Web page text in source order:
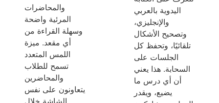
اليدوية بالعربي
والإنجليزي،
وتصحيح الأشكال
تلقائيًا، وتحفظ كل
الجلسات على
السحابة. هذا يعني
أن أي درس ما
يضيع، ويقدر
والمحاضرات
المرئية واضحة
وسهلة القراءة من
أي مقعد. ميزة
اللمس المتعدد
تسمح للطلاب
والمحاضرين
يتعاونون على نفس